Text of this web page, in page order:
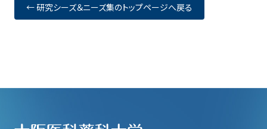
← 研究シーズ＆ニーズ集のトップページへ戻る